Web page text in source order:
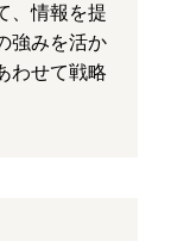
、情報を提
強みを活か
わせて戦略